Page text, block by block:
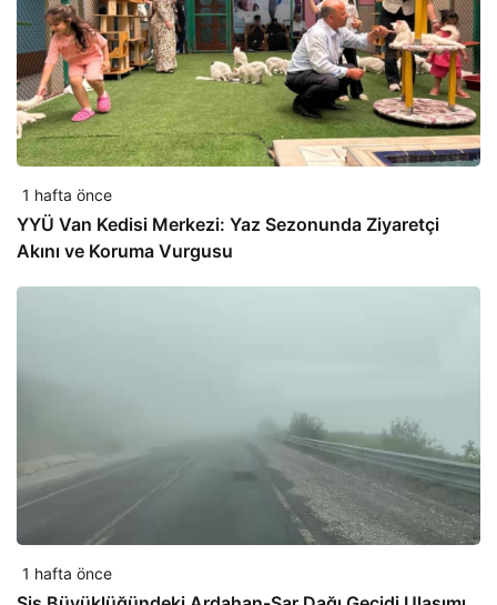
1 hafta önce
YYÜ Van Kedisi Merkezi: Yaz Sezonunda Ziyaretçi
Akını ve Koruma Vurgusu
1 hafta önce